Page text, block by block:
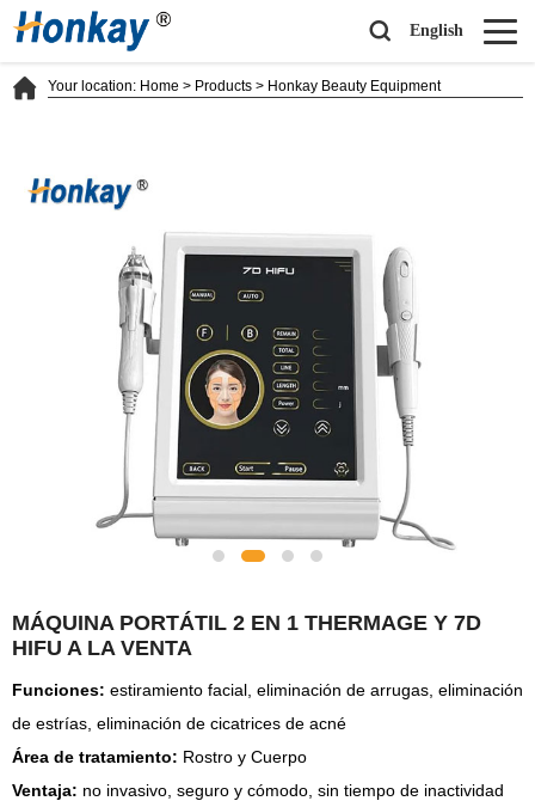
English
Your location: Home > Products > Honkay Beauty Equipment
MÁQUINA PORTÁTIL 2 EN 1 THERMAGE Y 7D
HIFU A LA VENTA
Funciones: estiramiento facial, eliminación de arrugas, eliminación
de estrías, eliminación de cicatrices de acné
Área de tratamiento: Rostro y Cuerpo
Ventaja: no invasivo, seguro y cómodo, sin tiempo de inactividad